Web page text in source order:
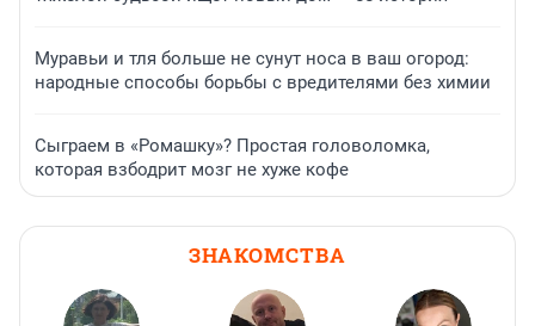
Муравьи и тля больше не сунут носа в ваш огород:
народные способы борьбы с вредителями без химии
Сыграем в «Ромашку»? Простая головоломка,
которая взбодрит мозг не хуже кофе
ЗНАКОМСТВА